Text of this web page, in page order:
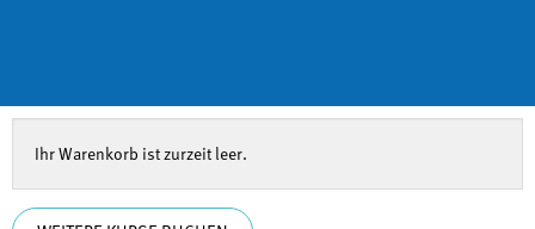
Ihr Warenkorb ist zurzeit leer.